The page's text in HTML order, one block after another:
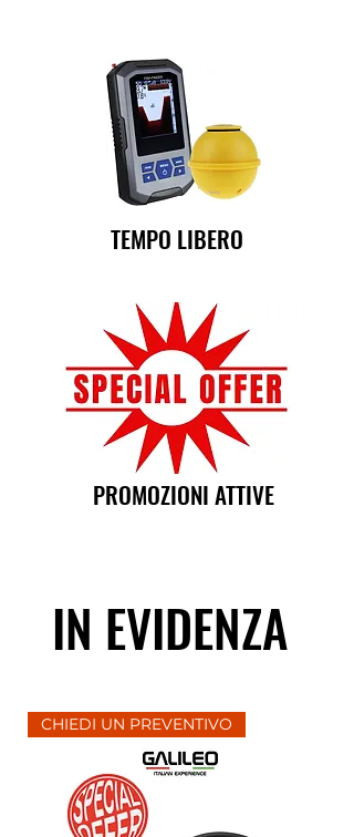
TEMPO LIBERO
PROMOZIONI ATTIVE
IN EVIDENZA
CHIEDI UN PREVENTIVO